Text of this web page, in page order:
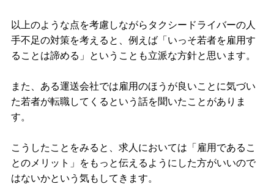
以上のような点を考慮しながらタクシードライバーの人
手不足の対策を考えると、例えば「いっそ若者を雇用す
ることは諦める」ということも立派な方針と思います。
また、ある運送会社では雇用のほうが良いことに気づい
た若者が転職してくるという話を聞いたことがありま
す。
こうしたことをみると、求人においては「雇用であるこ
とのメリット」をもっと伝えるようにした方がいいので
はないかという気もしてきます。